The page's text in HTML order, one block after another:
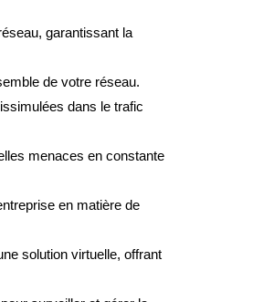
garantissant la
de votre réseau.
dans le trafic
menaces en constante
en matière de
solution virtuelle, offrant